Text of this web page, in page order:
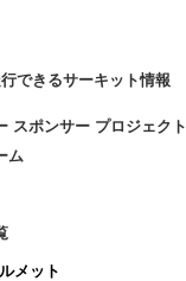
行できるサーキット情報
スポンサー プロジェクト
ム
メット